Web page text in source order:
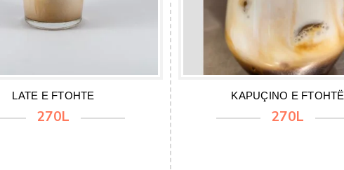
LATE E FTOHTE
270L
KAPUÇINO E FTOHTË
270L